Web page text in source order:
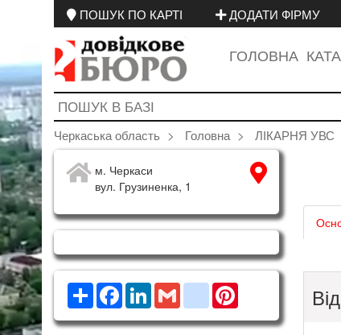
ПОШУК ПО КАРТІ ДОДАТИ ФІРМУ
ГОЛОВНА
Черкаська область Головна ЛІКАРНЯ УВС
м. Черкаси
вул. Грузиненка, 1
РесурсFacebook
LinkedInGmailgoogle_bookmarks
Pinterest